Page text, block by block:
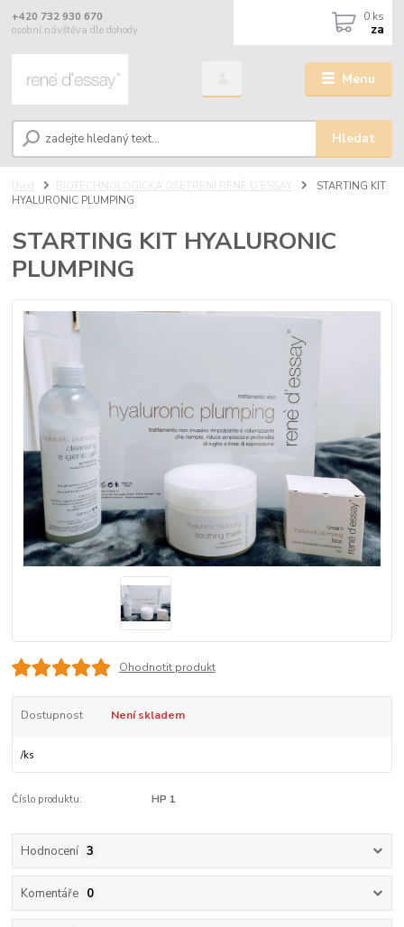
Menu
Hledat
+420 732 930 670
osobní návštěva dle dohody
0 ks
za
Úvod BIOTECHNOLOGICKÁ OŠETŘENÍ RENÉ D’ESSAY
STARTING KIT
HYALURONIC PLUMPING
STARTING KIT HYALURONIC
PLUMPING
Ohodnotit produkt
Dostupnost Není skladem
/ks
Číslo produktu: HP 1
Hodnocení 3
Komentáře 0